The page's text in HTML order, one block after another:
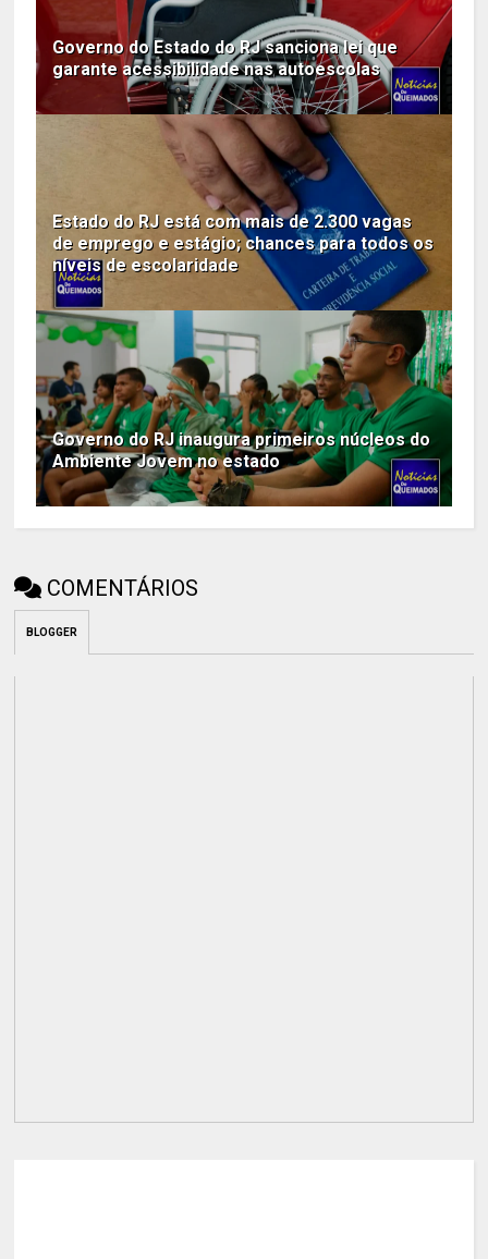
Governo do Estado do RJ sanciona lei que
garante acessibilidade nas autoescolas
Estado do RJ está com mais de 2.300 vagas
de emprego e estágio; chances para todos os
níveis de escolaridade
Governo do RJ inaugura primeiros núcleos do
Ambiente Jovem no estado
COMENTÁRIOS
BLOGGER